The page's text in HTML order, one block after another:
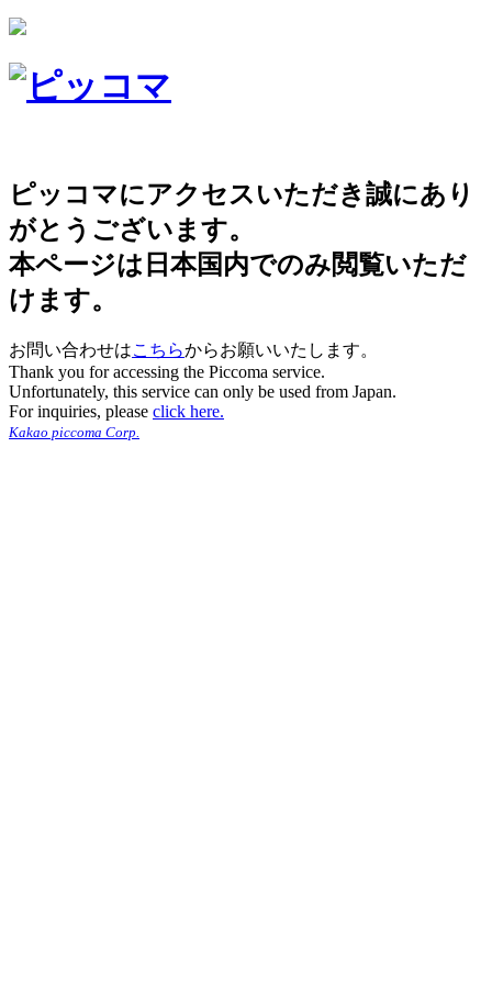
ピッコマにアクセスいただき誠にあり
がとうございます。
本ページは日本国内でのみ閲覧いただ
けます。
お問い合わせはこちらからお願いいたします。
Thank you for accessing the Piccoma service.
Unfortunately, this service can only be used from Japan.
For inquiries, please click here.
Kakao piccoma Corp.